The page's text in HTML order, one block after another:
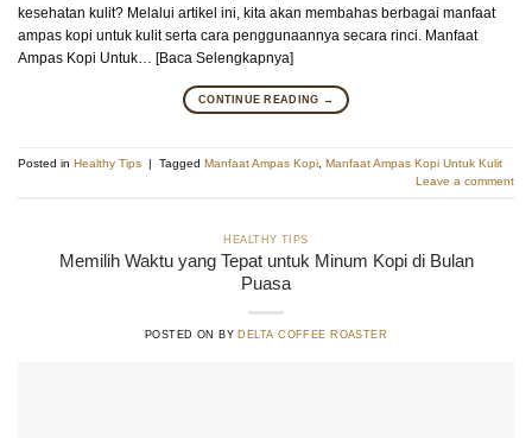
kesehatan kulit? Melalui artikel ini, kita akan membahas berbagai manfaat
ampas kopi untuk kulit serta cara penggunaannya secara rinci. Manfaat
Ampas Kopi Untuk… [Baca Selengkapnya]
CONTINUE READING →
Posted in Healthy Tips | Tagged Manfaat Ampas Kopi Manfaat Ampas Kopi Untuk Kulit
Leave a comment
HEALTHY TIPS
Memilih Waktu yang Tepat untuk Minum Kopi di Bulan
Puasa
POSTED ON BY DELTA COFFEE ROASTER